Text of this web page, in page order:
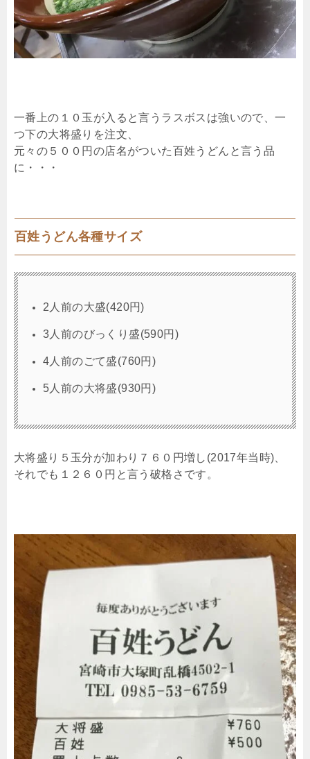
一番上の１０玉が入ると言うラスボスは強いので、一
つ下の大将盛りを注文、
元々の５００円の店名がついた百姓うどんと言う品
に・・・
百姓うどん各種サイズ
2人前の大盛(420円)
3人前のびっくり盛(590円)
4人前のごて盛(760円)
5人前の大将盛(930円)
大将盛り５玉分が加わり７６０円増し(2017年当時)、
それでも１２６０円と言う破格さです。